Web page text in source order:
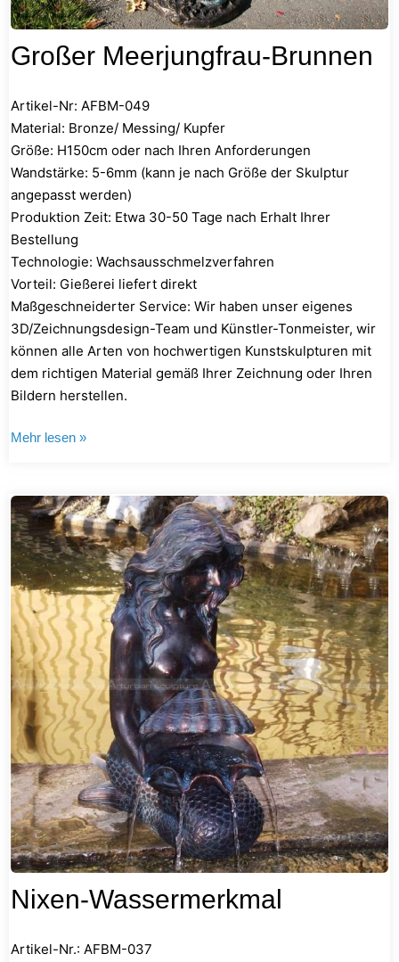
Großer Meerjungfrau-Brunnen
Artikel-Nr: AFBM-049
Material: Bronze/ Messing/ Kupfer
Größe: H150cm oder nach Ihren Anforderungen
Wandstärke: 5-6mm (kann je nach Größe der Skulptur
angepasst werden)
Produktion Zeit: Etwa 30-50 Tage nach Erhalt Ihrer
Bestellung
Technologie: Wachsausschmelzverfahren
Vorteil: Gießerei liefert direkt
Maßgeschneiderter Service: Wir haben unser eigenes
3D/Zeichnungsdesign-Team und Künstler-Tonmeister, wir
können alle Arten von hochwertigen Kunstskulpturen mit
dem richtigen Material gemäß Ihrer Zeichnung oder Ihren
Bildern herstellen.
Mehr lesen »
Nixen-Wassermerkmal
Artikel-Nr.: AFBM-037